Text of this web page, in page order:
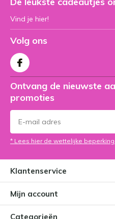
Vind je hier!
Volg ons
Ontvang de nieuwste
promoties
* Lees hier de wettelijke
Klantenservice
Mijn account
Categorieën